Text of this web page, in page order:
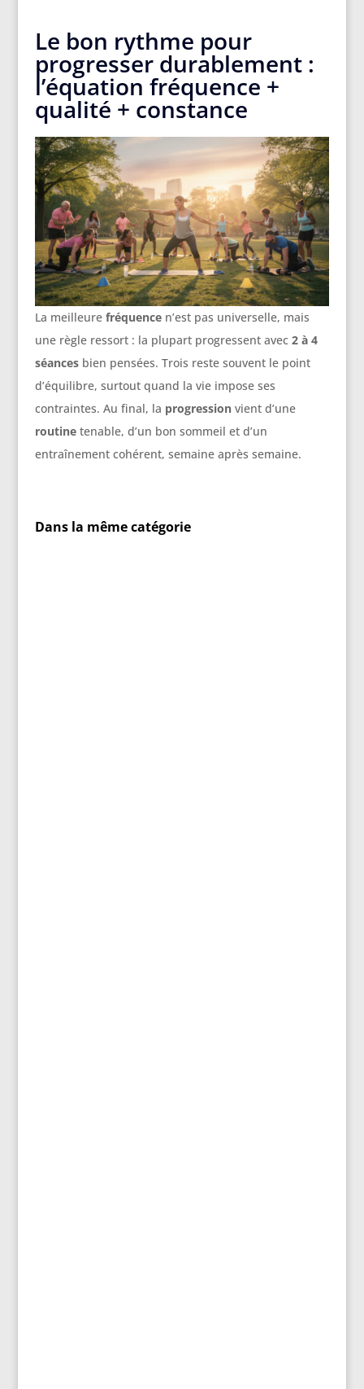
Le bon rythme pour
progresser durablement :
l’équation fréquence +
qualité + constance
La meilleure fréquencen’est pas universelle, mais
une règle ressort : la plupart progressent avec 2 à 4
séancesbien pensées. Trois reste souvent le point
d’équilibre, surtout quand la vie impose ses
contraintes. Au final, la progressionvient d’une
routinetenable, d’un bon sommeil et d’un
entraînement cohérent, semaine après semaine.
Dans la même catégorie